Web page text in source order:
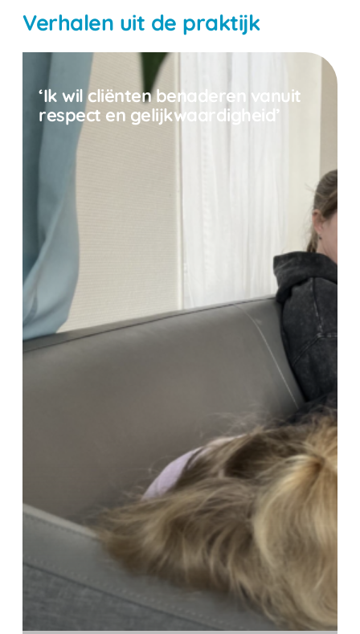
Verhalen uit de praktijk
‘Ik wil cliënten benaderen vanuit
respect en gelijkwaardigheid’